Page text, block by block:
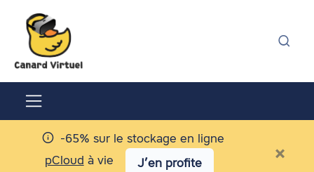
-65% sur le stockage en ligne
pCloud à vie J’en profite ×